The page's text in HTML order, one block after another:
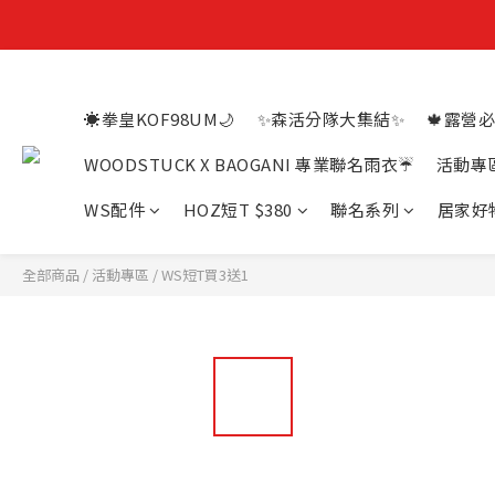
☀️拳皇KOF98UM🌙 ✨森活分隊大集結✨
🍁露營
WOODSTUCK X BAOGANI 專業聯名雨衣☔
活動專
WS配件
HOZ短T $380 聯名系列 居家好
全部商品 / 活動專區 /WS短T買3送1